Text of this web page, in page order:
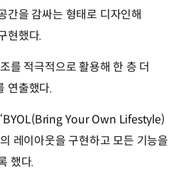
간을 감싸는 형태로 디자인해
현했다.
를 적극적으로 활용해 한 층 더
연출했다.
Your Own Lifestyle)
레이아웃을 구현하고 모든 기능을
했다.